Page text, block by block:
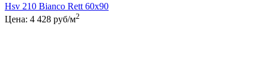
Hsv 210 Bianco Rett 60x90
Цена: 4 428 руб/м2